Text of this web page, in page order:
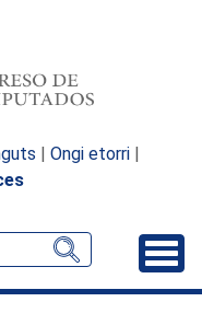
| Ongi etorri |